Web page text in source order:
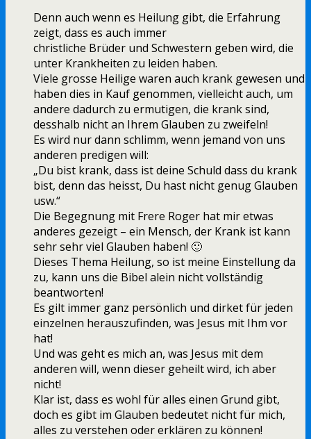
Denn auch wenn es Heilung gibt, die Erfahrung
zeigt, dass es auch immer
christliche Brüder und Schwestern geben wird, die
unter Krankheiten zu leiden haben.
Viele grosse Heilige waren auch krank gewesen und
haben dies in Kauf genommen, vielleicht auch, um
andere dadurch zu ermutigen, die krank sind,
desshalb nicht an Ihrem Glauben zu zweifeln!
Es wird nur dann schlimm, wenn jemand von uns
anderen predigen will:
„Du bist krank, dass ist deine Schuld dass du krank
bist, denn das heisst, Du hast nicht genug Glauben
usw.“
Die Begegnung mit Frere Roger hat mir etwas
anderes gezeigt – ein Mensch, der Krank ist kann
sehr sehr viel Glauben haben! 🙂
Dieses Thema Heilung, so ist meine Einstellung da
zu, kann uns die Bibel alein nicht vollständig
beantworten!
Es gilt immer ganz persönlich und dirket für jeden
einzelnen herauszufinden, was Jesus mit Ihm vor
hat!
Und was geht es mich an, was Jesus mit dem
anderen will, wenn dieser geheilt wird, ich aber
nicht!
Klar ist, dass es wohl für alles einen Grund gibt,
doch es gibt im Glauben bedeutet nicht für mich,
alles zu verstehen oder erklären zu können!